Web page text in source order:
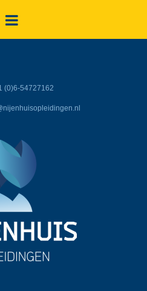
(0)6-54727162